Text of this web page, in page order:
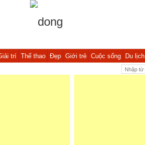
trí Thể thao Đẹp Giới trẻ Cuộc sống Du lịch